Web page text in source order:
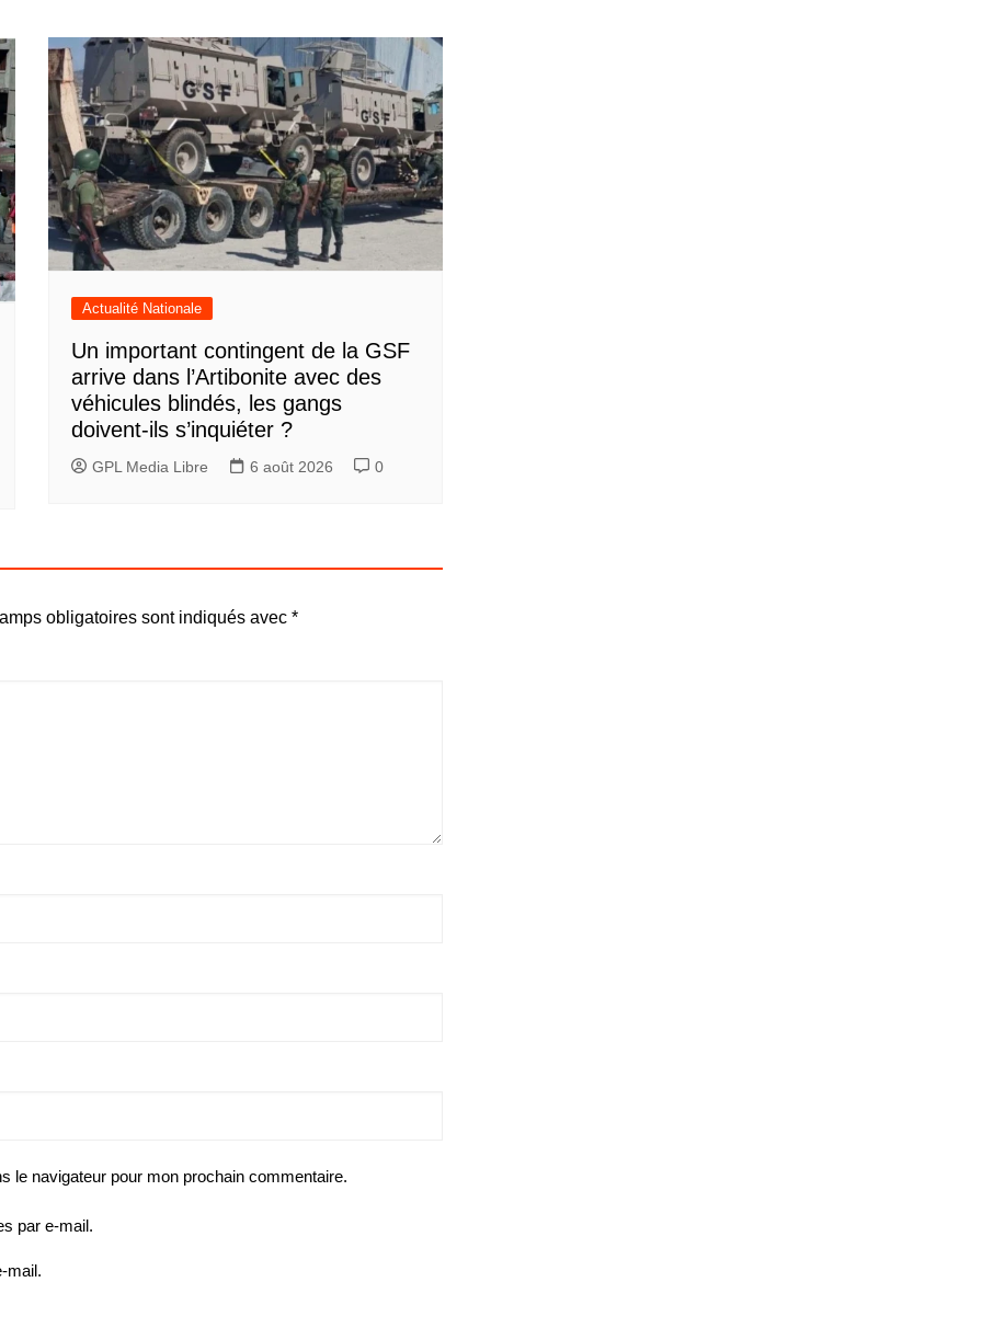
Actualité Nationale
Un important contingent de la GSF
arrive dans l’Artibonite avec des
véhicules blindés, les gangs
doivent-ils s’inquiéter ?
GPL Media Libre 6 août 2026 0
obligatoires sont indiqués avec *
le navigateur pour mon prochain commentaire.
par e-mail.
mail.